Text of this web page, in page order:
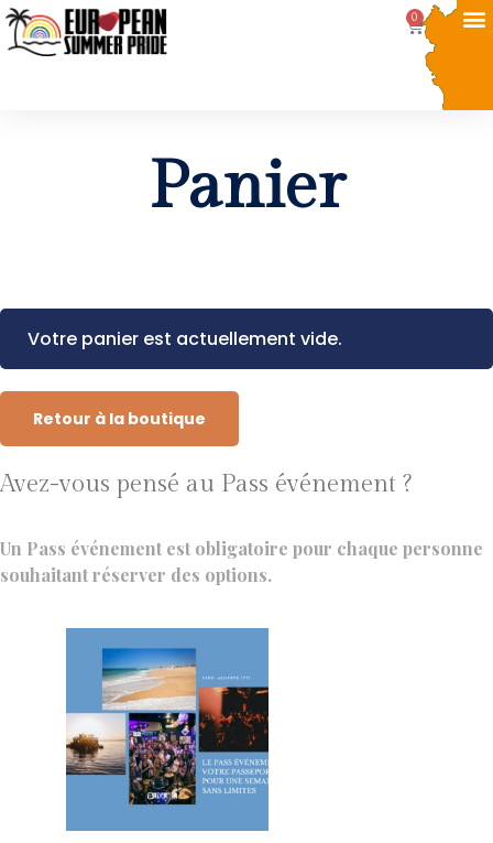
0
Panier
Votre panier est actuellement vide.
Retour à la boutique
Avez-vous pensé au Pass événement ?
Un Pass événement est obligatoire pour chaque personne
souhaitant réserver des options.